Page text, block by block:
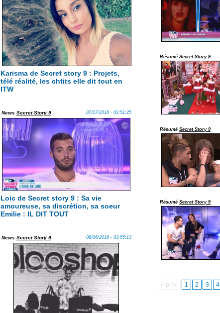
Karisma de Secret story 9 : Projets,
télé réalité, les chtits elle dit tout en
ITW
News Secret Story 9 07/07/2016 - 03:51:25
Loic de Secret story 9 : Sa vie
amoureuse, sa discrétion, sa soeur
Emilie : IL DIT TOUT
News Secret Story 9 08/06/2016 - 03:55:13
RésuméSecret Story 9
RésuméSecret Story 9
RésuméSecret Story 9
« préc 1 2 3 4